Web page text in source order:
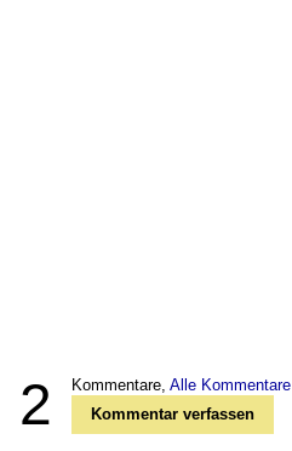
2 Kommentare, Alle Kommentare
Kommentar verfassen